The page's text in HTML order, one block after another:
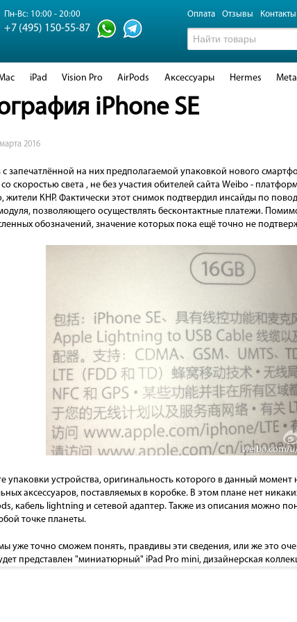
Пн-Вс: 10:00 - 20:00
+7 (495) 150-55-87
Оплата Отзывы Контакты
iPad Vision Pro AirPods Аксессуары Hermes Meta
iPhone SE
2016
запечатлённой на них предполагаемой упаковкой нового
скоростью света , не без участия обителей сайта Weibo -
жители КНР. Фактически этот снимок подтвердил инсайды по
позволяющего осуществлять бесконтактные платежи.
обозначений, значение которых пока ещё точно не
упаковки устройства, оригинальность которого в данный
аксессуаров, поставляемых в коробке. В этом плане нет
кабель lightning и сетевой адаптер. Также из описания можно
точке планеты.
уже точно сможем понять, правдивы эти сведения, или же это
представлен "миниатюрный" iPad Pro mini, дизайнерская